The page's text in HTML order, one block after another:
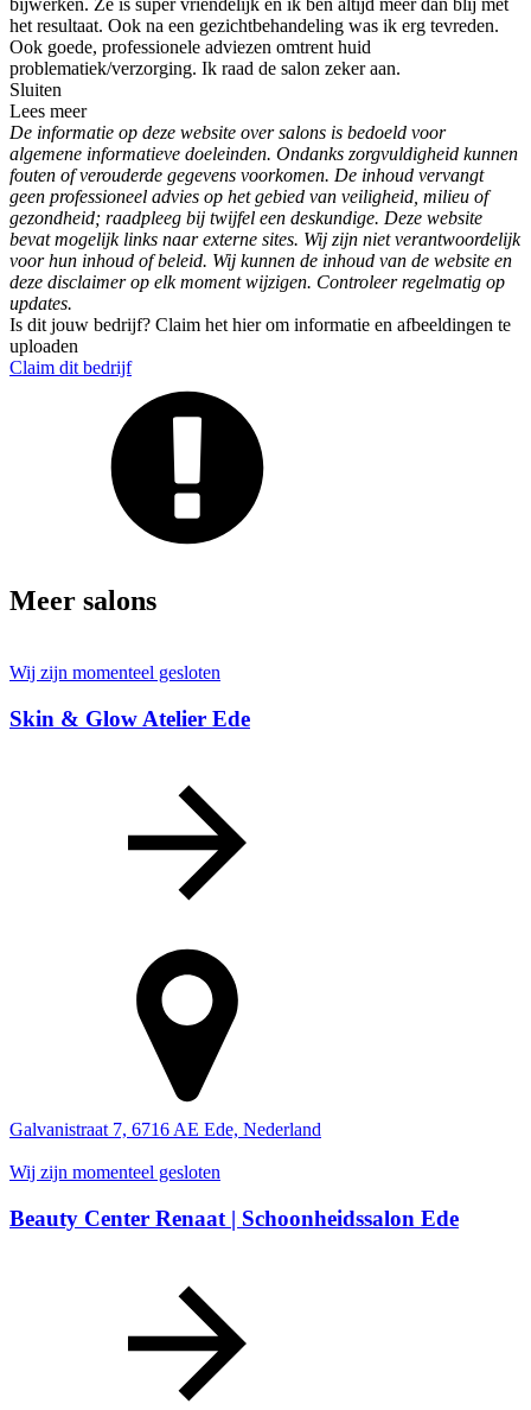
bijwerken. Ze is super vriendelijk en ik ben altijd meer dan blij met
het resultaat. Ook na een gezichtbehandeling was ik erg tevreden.
Ook goede, professionele adviezen omtrent huid
problematiek/verzorging. Ik raad de salon zeker aan.
Sluiten
Lees meer
De informatie op deze website over salons is bedoeld voor
algemene informatieve doeleinden. Ondanks zorgvuldigheid kunnen
fouten of verouderde gegevens voorkomen. De inhoud vervangt
geen professioneel advies op het gebied van veiligheid, milieu of
gezondheid; raadpleeg bij twijfel een deskundige. Deze website
bevat mogelijk links naar externe sites. Wij zijn niet verantwoordelijk
voor hun inhoud of beleid. Wij kunnen de inhoud van de website en
deze disclaimer op elk moment wijzigen. Controleer regelmatig op
updates.
Is dit jouw bedrijf? Claim het hier om informatie en afbeeldingen te
uploaden
Claim dit bedrijf
Meer salons
Wij zijn momenteel gesloten
Skin & Glow Atelier Ede
Galvanistraat 7, 6716 AE Ede, Nederland
Wij zijn momenteel gesloten
Beauty Center Renaat | Schoonheidssalon Ede